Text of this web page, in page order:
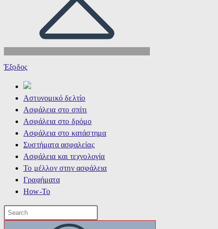
Έξοδος
Αστυνομικό δελτίο
Ασφάλεια στο σπίτι
Ασφάλεια στο δρόμο
Ασφάλεια στο κατάστημα
Συστήματα ασφαλείας
Ασφάλεια και τεχνολογία
Το μέλλον στην ασφάλεια
Γραφήματα
How-To